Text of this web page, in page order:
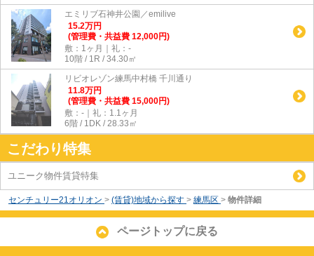
エミリブ石神井公園／emilive
15.2万円
(管理費・共益費 12,000円)
敷：1ヶ月｜礼：-
10階 / 1R / 34.30㎡
リビオレゾン練馬中村橋 千川通り
11.8万円
(管理費・共益費 15,000円)
敷：-｜礼：1.1ヶ月
6階 / 1DK / 28.33㎡
こだわり特集
ユニーク物件賃貸特集
センチュリー21オリオン > (賃貸)地域から探す > 練馬区 > 物件詳細
ページトップに戻る